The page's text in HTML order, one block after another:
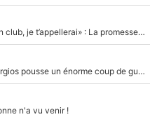
Mercato - OM - «Dès que je prends un club, je t’appellerai» : La promesse de Marcelino au moment de claquer la porte
Victime de racisme contre Murray, Kyrgios pousse un énorme coup de gueule !
n'a vu venir !